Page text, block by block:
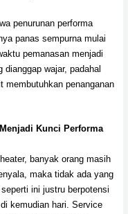
penurunan performa
panas sempurna mulai
pemanasan menjadi
wajar, padahal
membutuhkan penanganan
Kunci Performa
banyak orang masih
maka tidak ada yang
ini justru berpotensi
kemudian hari. Service